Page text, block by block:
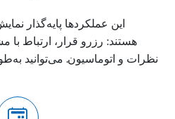
این عملکردها پایه‌گذار
هستند: رزرو قرار، ارتباط با
نظرات و اتوماسیون. می‌توانید